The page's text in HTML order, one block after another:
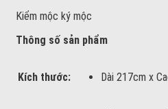
Kiểm mộc ký mộc
Thông số sản phẩm
Kích thước: Dài 217cm x